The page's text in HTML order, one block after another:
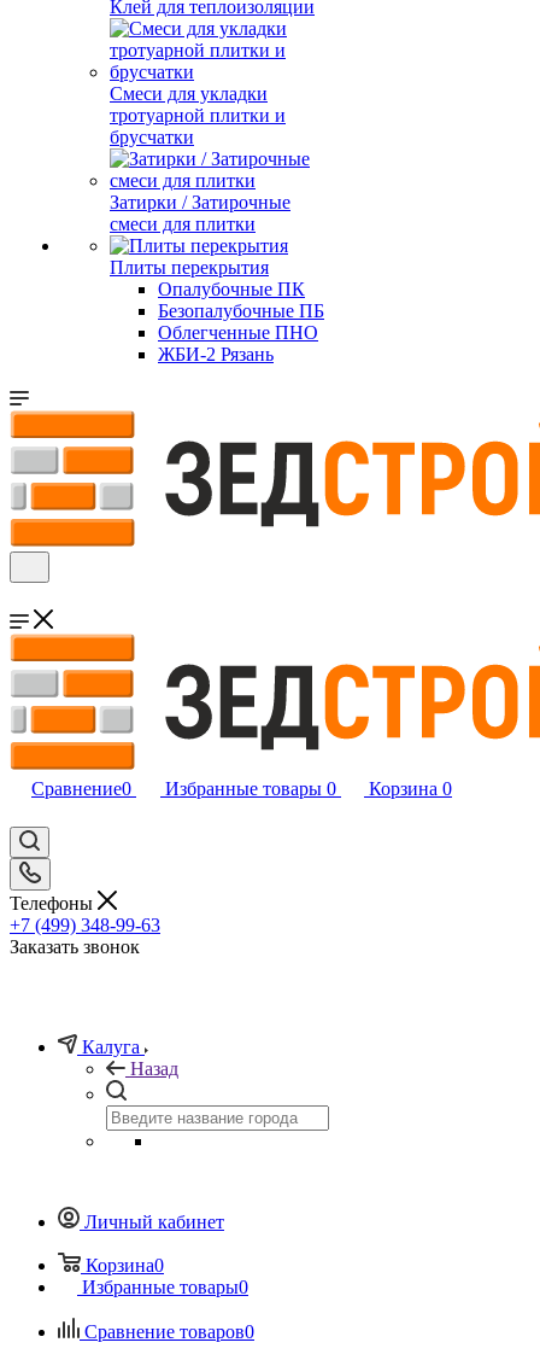
Клей для теплоизоляции
Смеси для укладки
тротуарной плитки и
брусчатки
Затирки / Затирочные
смеси для плитки
Плиты перекрытия
Опалубочные ПК
Безопалубочные ПБ
Облегченные ПНО
ЖБИ-2 Рязань
Сравнение0 Избранные товары 0 Корзина 0
Телефоны
+7 (499) 348-99-63
Заказать звонок
Калуга
Назад
Личный кабинет
Корзина0
Избранные товары0
Сравнение товаров0